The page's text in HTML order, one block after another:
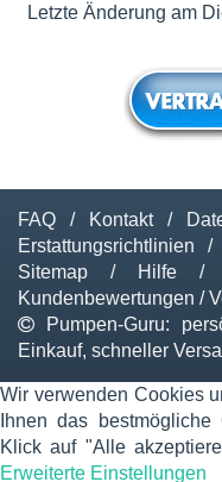
Letzte Änderung am
FAQ / Kontakt /
Erstattungsrichtlinien
/
Sitemap
/ Hilfe /
Kundenbewertungen /
Pumpen-Guru:
Einkauf, schneller
Wir verwenden Cookies
Ihnen das
Klick auf "Alle
Erweiterte Einstellungen